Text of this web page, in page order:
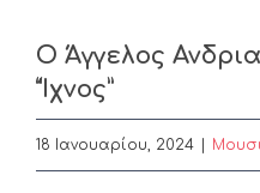
Ο Άγγελος
“Ίχνος”
18 Ιανουαρίου, 2024